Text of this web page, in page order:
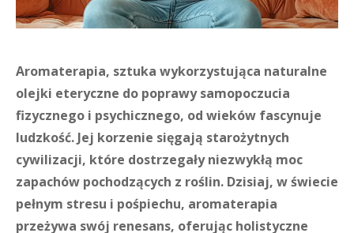
Aromaterapia, sztuka wykorzystująca naturalne
olejki eteryczne do poprawy samopoczucia
fizycznego i psychicznego, od wieków fascynuje
ludzkość. Jej korzenie sięgają starożytnych
cywilizacji, które dostrzegały niezwykłą moc
zapachów pochodzących z roślin. Dzisiaj, w świecie
pełnym stresu i pośpiechu, aromaterapia
przeżywa swój renesans, oferując holistyczne